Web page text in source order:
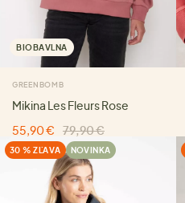
BIOBAVLNA
GREENBOMB
Mikina Les Fleurs Rose
55,90 €
79,90 €
30 % ZĽAVA NOVINKA